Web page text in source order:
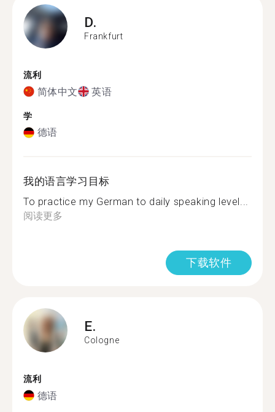
D.
Frankfurt
流利
简体中文 英语
学
德语
我的语言学习目标
To practice my German to daily speaking level...
阅读更多
下载软件
E.
Cologne
流利
德语